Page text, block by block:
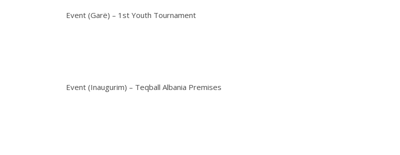
Event (Garë) – 1st Youth Tournament
Event (Inaugurim) – Teqball Albania Premises